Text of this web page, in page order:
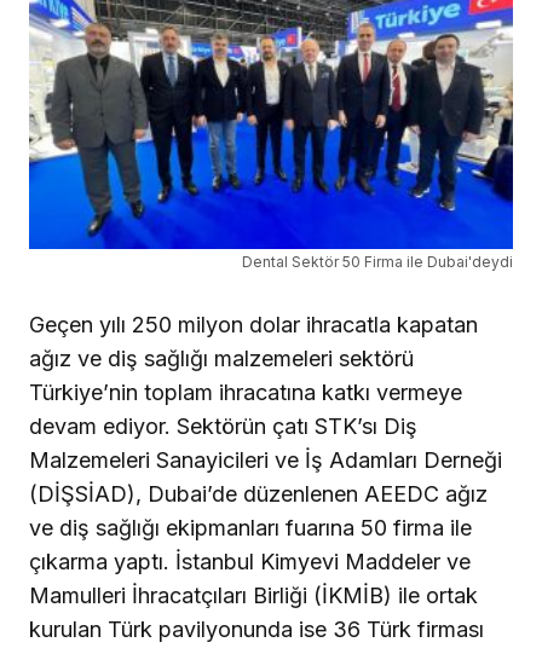
Dental Sektör 50 Firma ile Dubai'deydi
Geçen yılı 250 milyon dolar ihracatla kapatan
ağız ve diş sağlığı malzemeleri sektörü
Türkiye’nin toplam ihracatına katkı vermeye
devam ediyor. Sektörün çatı STK’sı Diş
Malzemeleri Sanayicileri ve İş Adamları Derneği
(DİŞSİAD), Dubai’de düzenlenen AEEDC ağız
ve diş sağlığı ekipmanları fuarına 50 firma ile
çıkarma yaptı. İstanbul Kimyevi Maddeler ve
Mamulleri İhracatçıları Birliği (İKMİB) ile ortak
kurulan Türk pavilyonunda ise 36 Türk firması